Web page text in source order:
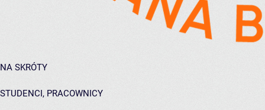
NA SKRÓTY
STUDENCI, PRACOWNICY